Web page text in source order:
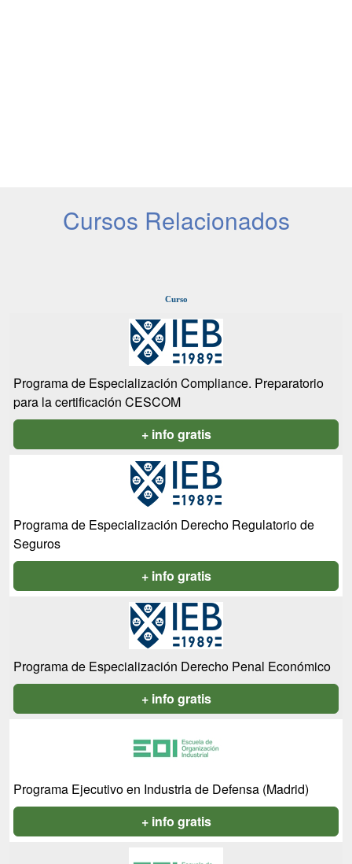
Cursos Relacionados
Curso
Programa de Especialización Compliance. Preparatorio
para la certificación CESCOM
+ info gratis
Programa de Especialización Derecho Regulatorio de
Seguros
+ info gratis
Programa de Especialización Derecho Penal Económico
+ info gratis
Programa Ejecutivo en Industria de Defensa (Madrid)
+ info gratis